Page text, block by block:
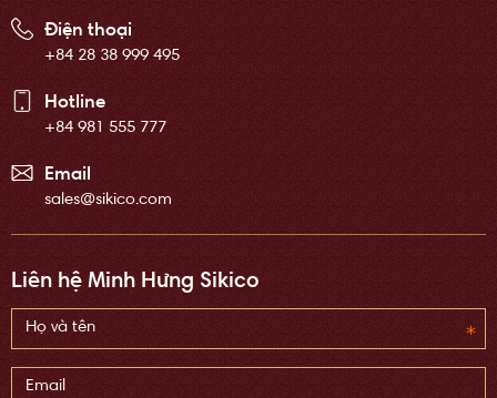
Điện thoại
+84 28 38 999 495
Hotline
+84 981 555 777
Email
sales@sikico.com
Liên hệ Minh Hưng Sikico